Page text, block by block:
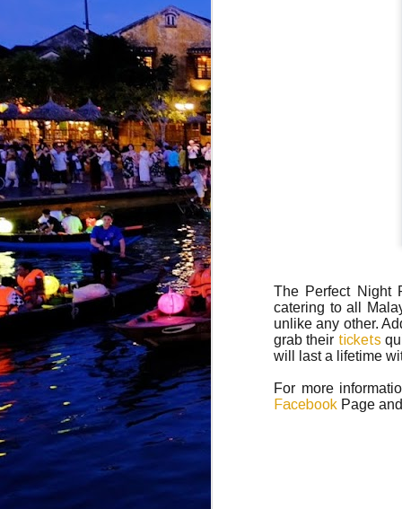
The Perfect Night
catering to all
unlike any other.
grab their tickets
will last a lifetime
For more
Facebook Page